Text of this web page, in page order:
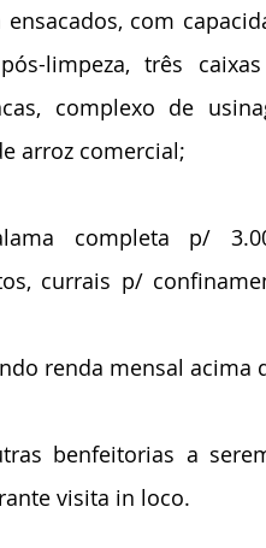
com
limpeza, três
complexo de
arroz comercial;
completa p/
currais p/
renda mensal acima
benfeitorias a
visita in loco.